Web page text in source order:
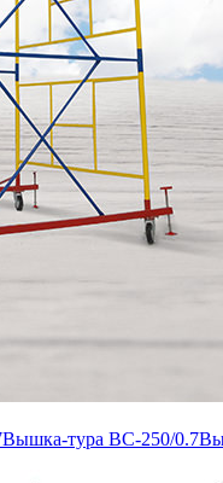
Вышка-тура ВС-250/0.7